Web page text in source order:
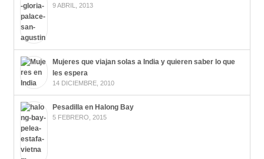
9 ABRIL, 2013
Mujeres que viajan solas a India y quieren saber lo que
les espera
14 DICIEMBRE, 2010
Pesadilla en Halong Bay
5 FEBRERO, 2015